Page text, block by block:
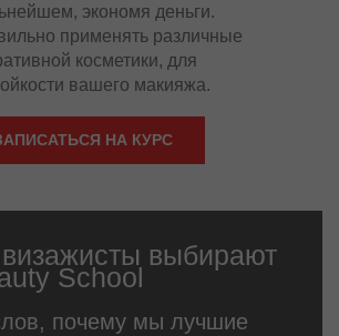
экономя деньги.
применять различные
косметики, для
вашего макияжа.
НА КУРС
выбирают
School
почему мы лучшие